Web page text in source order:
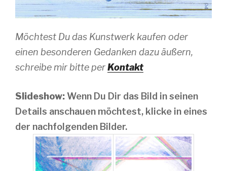
Möchtest Du das Kunstwerk kaufen oder
einen besonderen Gedanken dazu äußern,
schreibe mir bitte perKontakt
Slideshow:Wenn Du Dir das Bild in seinen
Details anschauen möchtest, klicke in eines
der nachfolgenden Bilder.